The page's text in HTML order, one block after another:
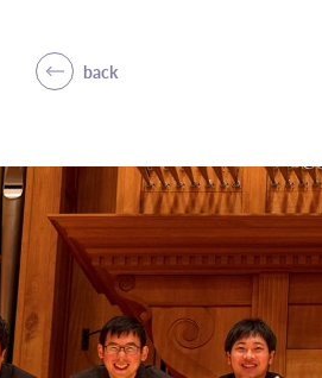
back